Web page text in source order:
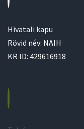
Hivatali kapu
Rövid név: NAIH
KR ID: 429616918